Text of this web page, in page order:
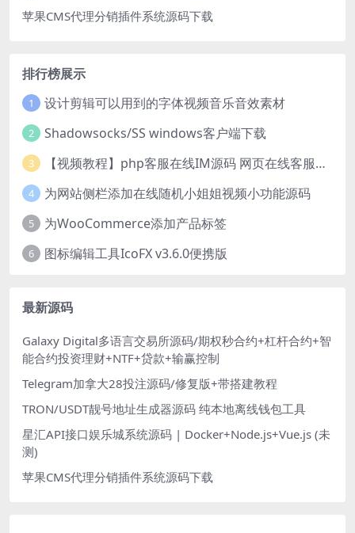
苹果CMS代理分销插件系统源码下载
排行榜展示
1 设计剪辑可以用到的字体视频音乐音效素材
2 Shadowsocks/SS windows客户端下载
3 【视频教程】php客服在线IM源码 网页在线客服软件代码
4 为网站侧栏添加在线随机小姐姐视频小功能源码
5 为WooCommerce添加产品标签
6 图标编辑工具IcoFX v3.6.0便携版
最新源码
Galaxy Digital多语言交易所源码/期权秒合约+杠杆合约+智
能合约投资理财+NTF+贷款+输赢控制
Telegram加拿大28投注源码/修复版+带搭建教程
TRON/USDT靓号地址生成器源码 纯本地离线钱包工具
星汇API接口娱乐城系统源码 | Docker+Node.js+Vue.js (未
测)
苹果CMS代理分销插件系统源码下载